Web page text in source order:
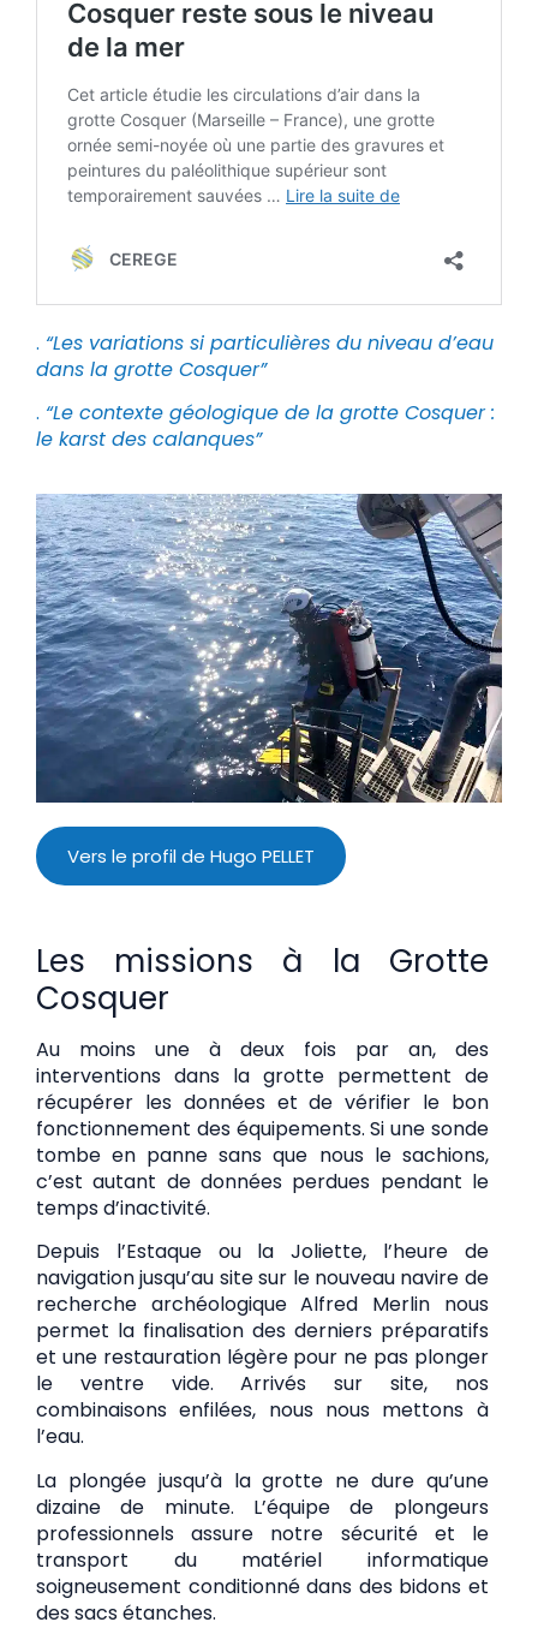
. “Les variations si particulières du niveau d’eau
dans la grotte Cosquer”
. “Le contexte géologique de la grotte Cosquer :
le karst des calanques”
Vers le profil de Hugo PELLET
Les missions à la Grotte
Cosquer
Au moins une à deux fois par an, des
interventions dans la grotte permettent de
récupérer les données et de vérifier le bon
fonctionnement des équipements. Si une sonde
tombe en panne sans que nous le sachions,
c’est autant de données perdues pendant le
temps d’inactivité.
Depuis l’Estaque ou la Joliette, l’heure de
navigation jusqu’au site sur le nouveau navire de
recherche archéologique Alfred Merlin nous
permet la finalisation des derniers préparatifs
et une restauration légère pour ne pas plonger
le ventre vide. Arrivés sur site, nos
combinaisons enfilées, nous nous mettons à
l’eau.
La plongée jusqu’à la grotte ne dure qu’une
dizaine de minute. L’équipe de plongeurs
professionnels assure notre sécurité et le
transport du matériel informatique
soigneusement conditionné dans des bidons et
des sacs étanches.